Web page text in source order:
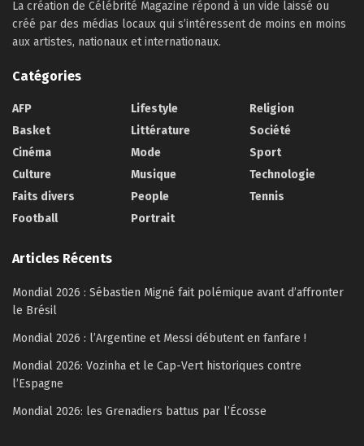
La création de Célébrité Magazine répond à un vide laissé ou
créé par des médias locaux qui s’intéressent de moins en moins
aux artistes, nationaux et internationaux.
Catégories
AFP
Basket
Cinéma
Culture
Faits divers
Football
Lifestyle
Littérature
Mode
Musique
People
Portrait
Religion
Société
Sport
Technologie
Tennis
Articles Récents
Mondial 2026 : Sébastien Migné fait polémique avant d’affronter
le Brésil
Mondial 2026 : l’Argentine et Messi débutent en fanfare !
Mondial 2026: Vozinha et le Cap-Vert historiques contre
l’Espagne
Mondial 2026: les Grenadiers battus par l’Écosse